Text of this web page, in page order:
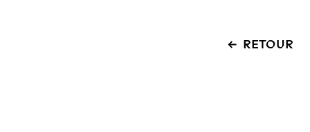
RETOUR